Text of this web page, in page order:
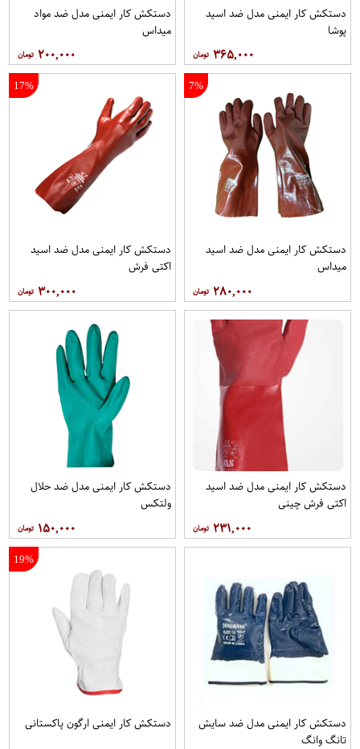
دستکش کار ایمنی مدل ضد اسید
پوشا
۳۶۵,۰۰۰
دستکش کار ایمنی مدل ضد مواد
میداس
۲۰۰,۰۰۰
7%
دستکش کار ایمنی مدل ضد اسید
میداس
۲۸۰,۰۰۰
17%
دستکش کار ایمنی مدل ضد اسید
اکتی فرش
۳۰۰,۰۰۰
دستکش کار ایمنی مدل ضد اسید
اکتی فرش چینی
۲۳۱,۰۰۰
دستکش کار ایمنی مدل ضد حلال
ولتکس
۱۵۰,۰۰۰
دستکش کار ایمنی مدل ضد سایش
تانگ وانگ
19%
دستکش کار ایمنی ارگون پاکستانی